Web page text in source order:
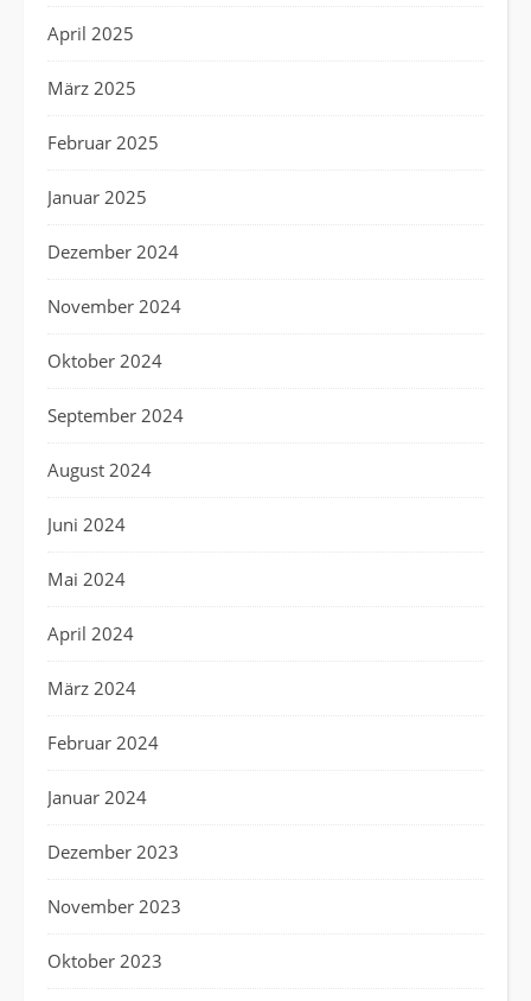
April 2025
März 2025
Februar 2025
Januar 2025
Dezember 2024
November 2024
Oktober 2024
September 2024
August 2024
Juni 2024
Mai 2024
April 2024
März 2024
Februar 2024
Januar 2024
Dezember 2023
November 2023
Oktober 2023